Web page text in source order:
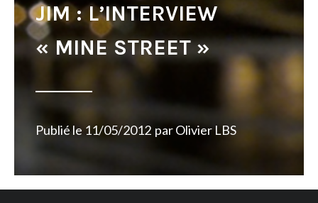
JIM : L’INTERVIEW
« MINE STREET »
Publié le 11/05/2012 parOlivier LBS